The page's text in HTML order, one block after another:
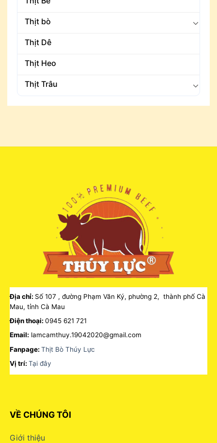
Thịt bò
Thịt Dê
Thịt Heo
Thịt Trâu
Địa chỉ: Số 107 , đường Phạm Văn Ký, phường 2, thành phố Cà
Mau, tỉnh Cà Mau
Điện thoại: 0945 621 721
Email: lamcamthuy.19042020@gmail.com
Fanpage: Thịt Bò Thúy Lực
Vị trí: Tại đây
VỀ CHÚNG TÔI
Giới thiệu